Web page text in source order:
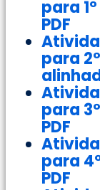
para
PDF
para
para
PDF
para
PDF